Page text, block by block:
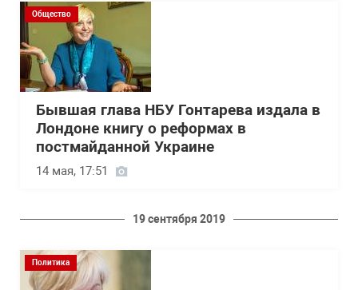
Общество
Бывшая глава НБУ Гонтарева издала в
Лондоне книгу о реформах в
постмайданной Украине
14 мая, 17:51
19 сентября 2019
Политика